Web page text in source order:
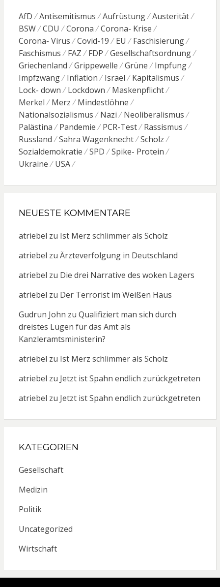
AfD Antisemitismus Aufrüstung
Austerität
BSW
CDU Corona
Corona- Krise
Corona- Virus
Covid-19 EU
Faschisierung
Faschismus
FAZ FDP
Gesellschaftsordnung
Griechenland
Grippewelle Grüne
Impfung
Impfzwang
Inflation Israel
Kapitalismus
Lock- down
Lockdown
Maskenpflicht
Merkel
Merz
Mindestlöhne
Nationalsozialismus
Nazi
Neoliberalismus
Palästina
Pandemie PCR-Test
Rassismus
Russland
Sahra Wagenknecht
Scholz
Sozialdemokratie
SPD
Spike- Protein
Ukraine
USA
NEUESTE KOMMENTARE
atriebel zu Ist Merz schlimmer als Scholz
atriebel zu Ärzteverfolgung in Deutschland
atriebel zu Die drei Narrative des woken Lagers
atriebel zu Der Terrorist im Weißen Haus
Gudrun John zu Qualifiziert man sich durch
dreistes Lügen für das Amt als
Kanzleramtsministerin?
atriebel zu Ist Merz schlimmer als Scholz
atriebel zu Jetzt ist Spahn endlich zurückgetreten
atriebel zu Jetzt ist Spahn endlich zurückgetreten
KATEGORIEN
Gesellschaft
Medizin
Politik
Uncategorized
Wirtschaft